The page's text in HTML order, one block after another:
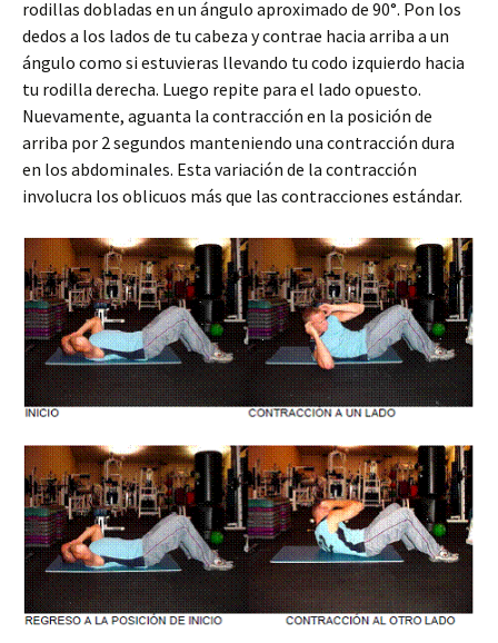
rodillas dobladas en un ángulo aproximado de 90°. Pon los
dedos a los lados de tu cabeza y contrae hacia arriba a un
ángulo como si estuvieras llevando tu codo izquierdo hacia
tu rodilla derecha. Luego repite para el lado opuesto.
Nuevamente, aguanta la contracción en la posición de
arriba por 2 segundos manteniendo una contracción dura
en los abdominales. Esta variación de la contracción
involucra los oblicuos más que las contracciones estándar.